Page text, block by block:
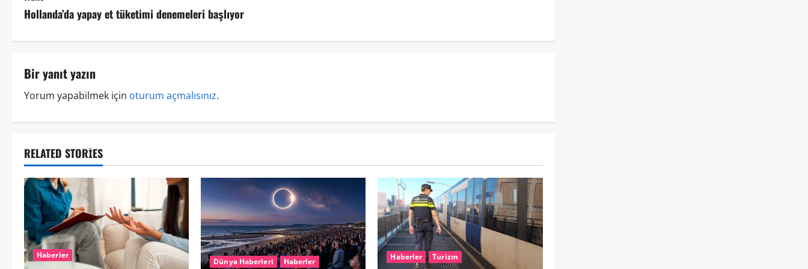
Hollanda’da yapay et tüketimi denemeleri başlıyor
Bir yanıt yazın
Yorum yapabilmek için oturum açmalısınız.
RELATED STORIES
Haberler
Dünya Haberleri Haberler Haberler Turizm